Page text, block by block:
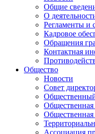
Общие
О
Регламенты и
Кадровое
Обращения
Контактная
Общество
Новости
Совет
Общественная
Общественная
Ассоциация